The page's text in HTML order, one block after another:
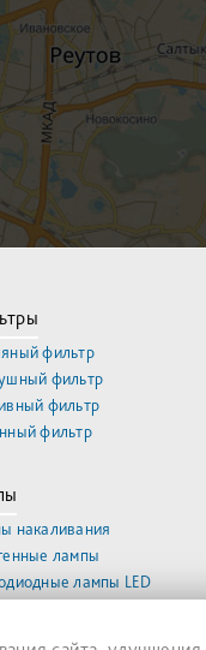
фильтр
фильтр
фильтр
фильтр
накаливания
лампы
лампы LED